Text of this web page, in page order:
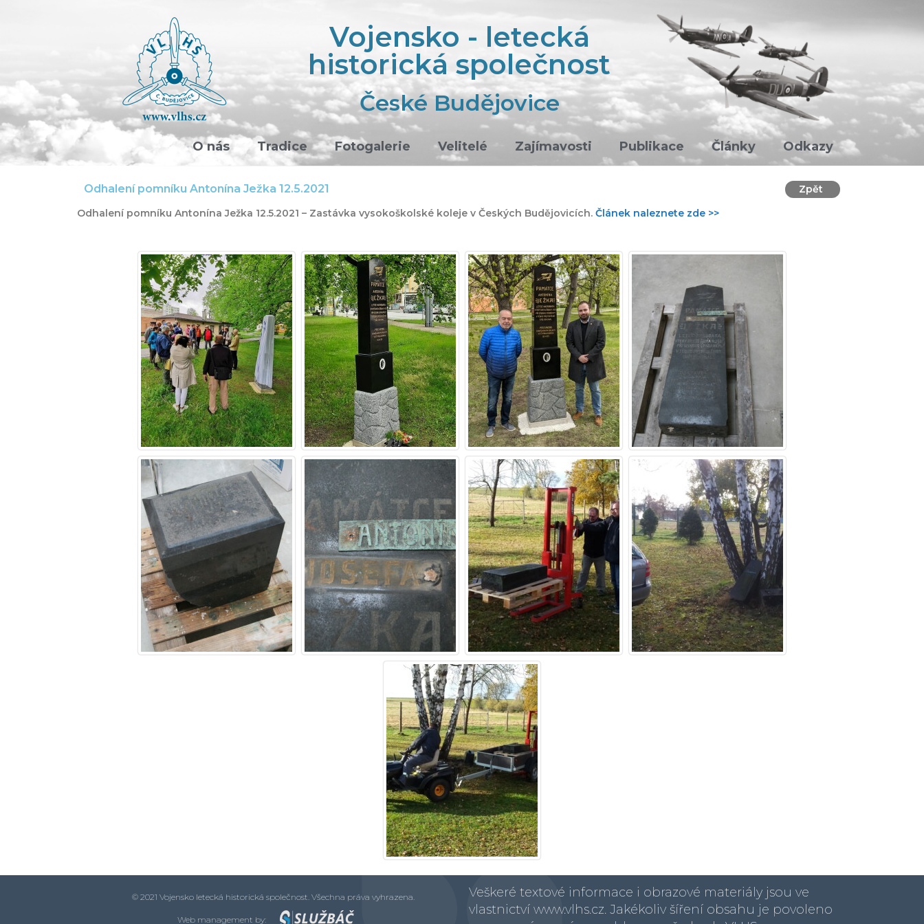
Vojensko - letecká
historická společnost
České Budějovice
O nás Tradice Fotogalerie Velitelé Zajímavosti Publikace Články Odkazy
Odhalení pomníku Antonína Ježka 12.5.2021
Zpět
Odhalení pomníku Antonína Ježka 12.5.2021 – Zastávka vysokoškolské koleje v Českých Budějovicích. Článek naleznete zde >>
© 2021 Vojensko letecká historická společnost. Všechna práva vyhrazena.
Web management by:
Veškeré textové informace i obrazové materiály jsou ve
vlastnictví www.vlhs.cz. Jakékoliv šíření obsahu je povoleno